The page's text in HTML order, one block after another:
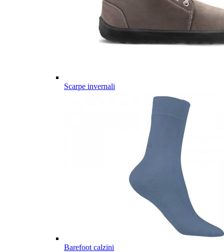
Scarpe invernali
Barefoot calzini